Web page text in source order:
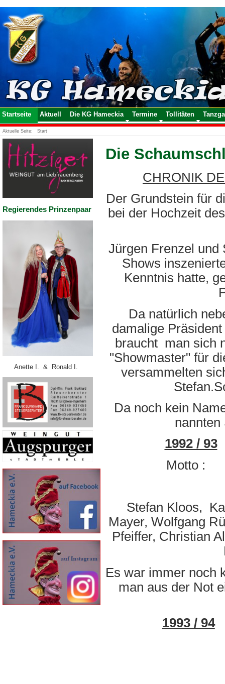
Startseite Aktuell Die KG Hameckia Termine Tollitäten
Aktuelle Seite: Start
Regierendes Prinzenpaar
Anette I. & Ronald I.
Die
CHRONIK
Der Grundstein für
bei der Hochzeit
Jürgen Frenzel und
Shows
Kenntnis hatte,
Da natürlich
damalige
braucht man sich
"Showmaster" für
versammelten
Da noch kein
nannten
1992 / 93
Motto :
Stefan Kloos,
Mayer, Wolfgang
Pfeiffer, Christian
Es war immer noch
man aus der Not
1993 / 94